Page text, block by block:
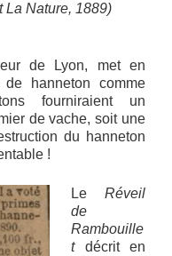
La Nature, 1889)
de Lyon, met en
de hanneton comme
fourniraient un
de vache, soit une
du hanneton
!
Le Réveil
de
Rambouille
t décrit en